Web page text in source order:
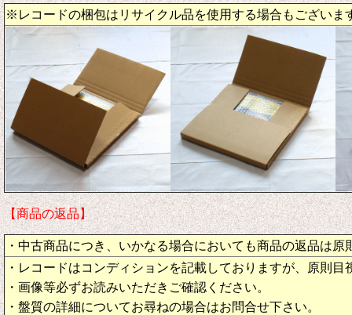
※レコードの梱包はリサイクル品を使用する場合もございま
【商品の返品】
・中古商品につき、いかなる場合においても商品の返品は原
・レコードはコンディションを記載しておりますが、原則目
・画像等必ずお読みいただきご確認ください。
・盤質の詳細についてお尋ねの場合はお問合せ下さい。